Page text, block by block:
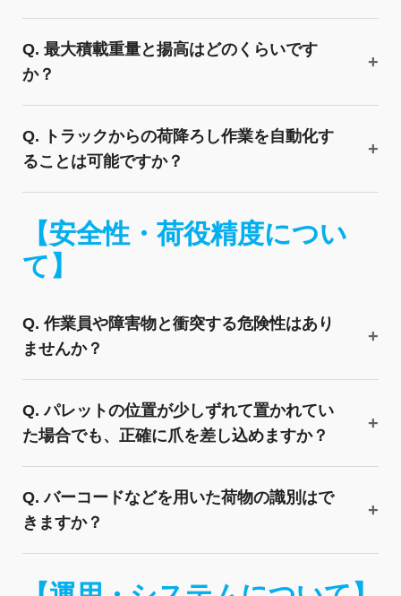
Q. 最大積載重量と揚高はどのくらいです
か？
Q. トラックからの荷降ろし作業を自動化す
ることは可能ですか？
【安全性・荷役精度につい
て】
Q. 作業員や障害物と衝突する危険性はあり
ませんか？
Q. パレットの位置が少しずれて置かれてい
た場合でも、正確に爪を差し込めますか？
Q. バーコードなどを用いた荷物の識別はで
きますか？